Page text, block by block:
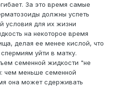
За это время самые
должны успеть
условия для их жизни
на некоторое время
делая ее менее кислой, что
уйти в матку.
семенной жидкости "не
чем меньше семенной
она может сдерживать